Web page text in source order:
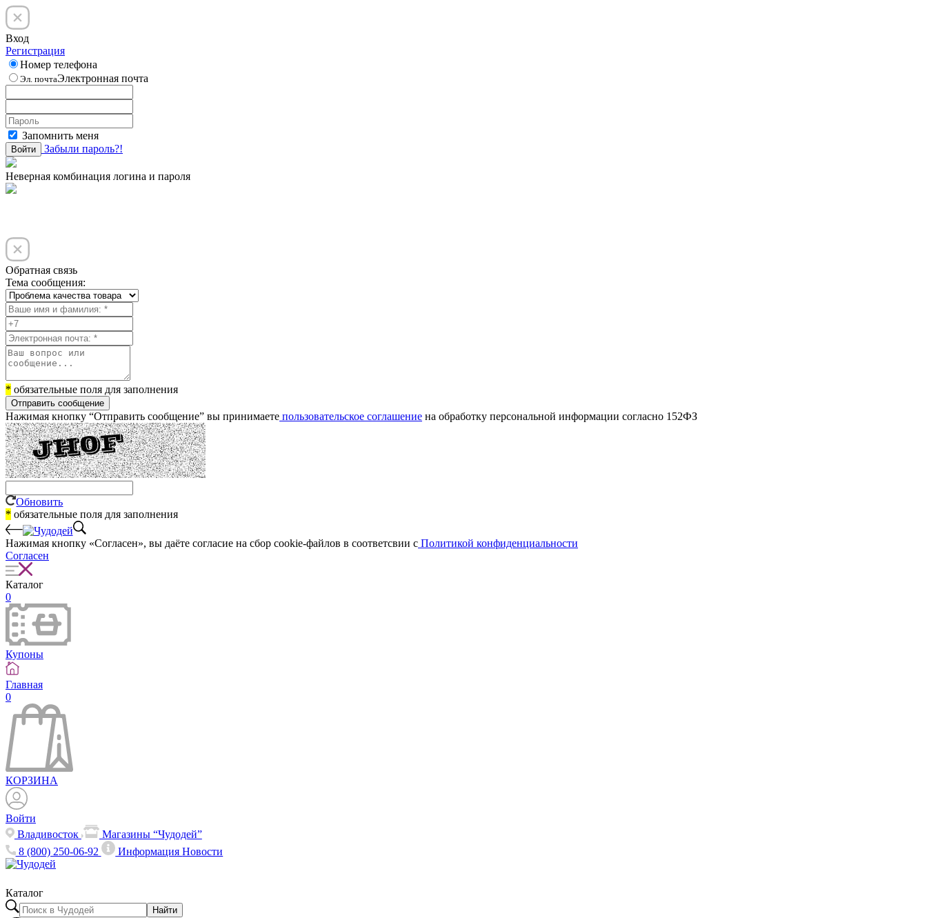
Вход
Регистрация
Номер телефона
Эл. почтаЭлектронная почта
Запомнить меня
Войти Забыли пароль?!
Неверная комбинация логина и пароля
Обратная связь
Тема сообщения:
* обязательные поля для заполнения
Отправить сообщение
Нажимая кнопку “Отправить сообщение” вы принимаете пользовательское соглашение на обработку персональной информации согласно 152ФЗ
Обновить
* обязательные поля для заполнения
Нажимая кнопку «Согласен», вы даёте cогласие на сбор cookie-файлов в соответсвии с Политикой конфиденциальности
Согласен
Каталог
0
Купоны
Главная
0
КОРЗИНА
Войти
Владивосток
Магазины “Чудодей”
8 (800) 250-06-92
ИнформацияНовости
Каталог
Найти